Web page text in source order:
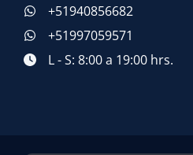
+51940856682
+51997059571
L - S: 8:00 a 19:00 hrs.